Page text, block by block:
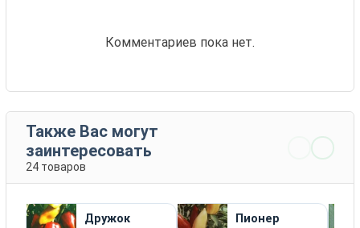
Комментариев пока нет.
Также Вас могут
заинтересовать
24 товаров
Дружок Пионер